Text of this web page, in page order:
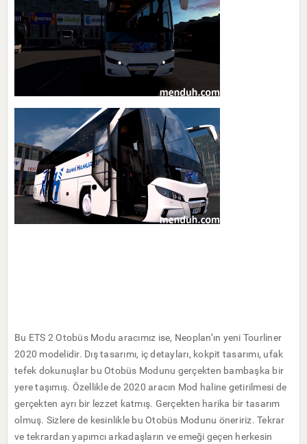
Bu ETS 2 Otobüs Modu aracımız ise, Neoplan’ın yeni Tourliner
2020 modelidir. Dış tasarımı, iç detayları, kokpit tasarımı, ufak
tefek dokunuşlar bu Otobüs Modunu gerçekten bambaşka bir
yere taşımış. Özellikle de 2020 aracın Mod haline getirilmesi de
gerçekten ayrı bir lezzet katmış. Gerçekten harika bir tasarım
olmuş. Sizlere de kesinlikle bu Otobüs Modunu öneririz. Tekrar
ve tekrardan yapımcı arkadaşların ve emeği geçen herkesin